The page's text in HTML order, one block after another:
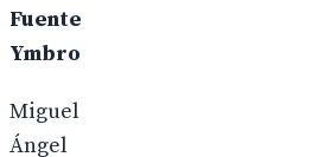
Fuente
Ymbro
Miguel
Ángel